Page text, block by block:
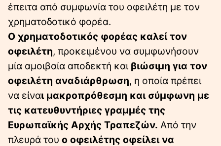
έπειτα από συμφωνία του οφειλέτη με τον
χρηματοδοτικό φορέα.
Ο χρηματοδοτικός φορέας καλεί τον
οφειλέτη, προκειμένου να συμφωνήσουν
μία αμοιβαία αποδεκτή και βιώσιμη για τον
οφειλέτη αναδιάρθρωση, η οποία πρέπει
να είναι μακροπρόθεσμη και σύμφωνη με
τις κατευθυντήριες γραμμές της
Ευρωπαϊκής Αρχής Τραπεζών. Από την
πλευρά του ο οφειλέτης οφείλει να